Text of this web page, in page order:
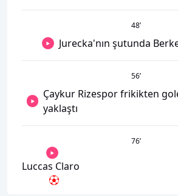
48’
Jurecka'nın şutunda
56’
Çaykur Rizespor frikikten
yaklaştı
76’
Luccas Claro